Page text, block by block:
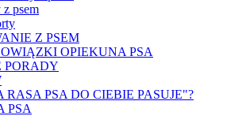
z psem
Z PSEM
OPIEKUNA PSA
PORADY
PSA DO CIEBIE PASUJE"?
PSA